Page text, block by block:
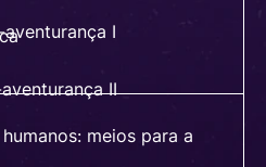
aventurança I
aventurança II
humanos: meios para a